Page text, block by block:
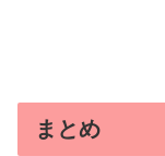
まとめ